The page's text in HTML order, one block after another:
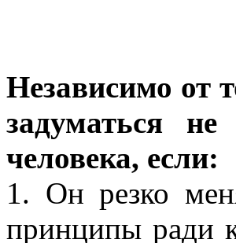
Независимо от
задуматься
человека, если:
1. Он резко
принципы ради